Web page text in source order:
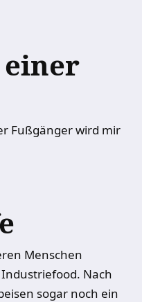
Fußgänger wird mir
Menschen
Nach
sogar noch ein